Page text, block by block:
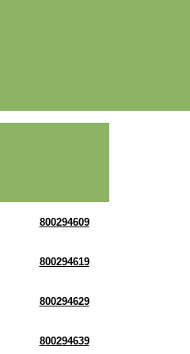
800294609
800294619
800294629
800294639